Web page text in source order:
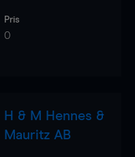
Pris
0
H & M Hennes &
Mauritz AB